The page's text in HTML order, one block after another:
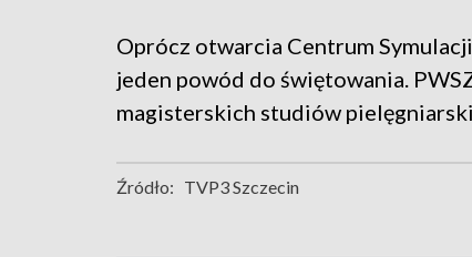
Oprócz otwarcia Centrum
jeden powód do świętowania.
magisterskich studiów
Źródło: TVP3 Szczecin